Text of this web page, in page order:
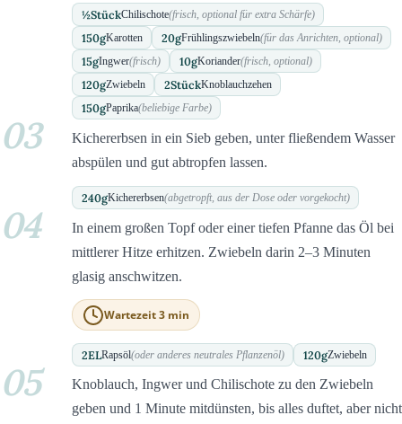
½StückChilischote(frisch, optional für extra Schärfe)
150gKarotten 20gFrühlingszwiebeln(für das Anrichten, optional)
15gIngwer(frisch) 10gKoriander(frisch, optional)
120gZwiebeln 2StückKnoblauchzehen
150gPaprika(beliebige Farbe)
03
Kichererbsen in ein Sieb geben, unter fließendem Wasser
abspülen und gut abtropfen lassen.
240gKichererbsen(abgetropft, aus der Dose oder vorgekocht)
04
In einem großen Topf oder einer tiefen Pfanne das Öl bei
mittlerer Hitze erhitzen. Zwiebeln darin 2–3 Minuten
glasig anschwitzen.
Wartezeit 3 min
2ELRapsöl(oder anderes neutrales Pflanzenöl) 120gZwiebeln
05
Knoblauch, Ingwer und Chilischote zu den Zwiebeln
geben und 1 Minute mitdünsten, bis alles duftet, aber nicht